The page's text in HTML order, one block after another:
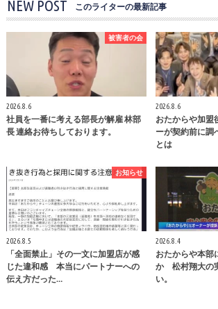
NEW POST このライターの最新記事
被害者の会
2026.8.6
社員を一番に考える部長が解雇 林部
長 連絡お待ちしております。
2026.8.6
おたからや加
ーが契約前に調
とは
お知らせ
2026.8.5
「全面禁止」その一文に加盟店が感
じた違和感 本当にパートナーへの
伝え方だった…
2026.8.4
おたからや本部
か 松村翔大の
い。